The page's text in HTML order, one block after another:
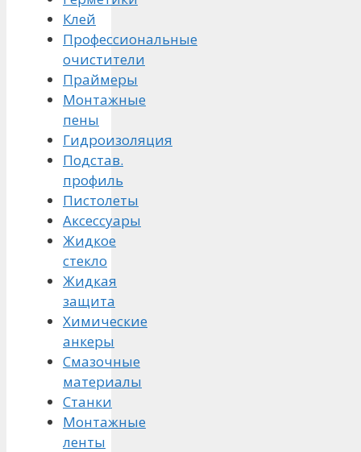
Клей
Профессиональные
очистители
Праймеры
Монтажные
пены
Гидроизоляция
Подстав.
профиль
Пистолеты
Аксессуары
Жидкое
стекло
Жидкая
защита
Химические
анкеры
Смазочные
материалы
Станки
Монтажные
ленты